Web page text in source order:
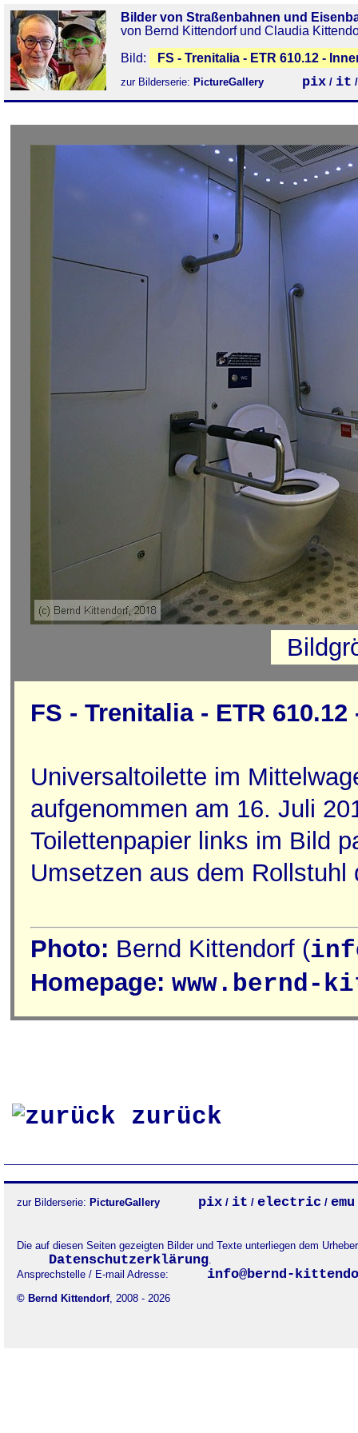
Bilder von Straßenbahnen und
von Bernd Kittendorf und Claudia
Bild:
FS - Trenitalia - ETR 610.12 -
zur Bilderserie: PictureGallery pix / it
FS - Trenitalia - ETR
Universaltoilette im
aufgenommen am 16. Juli
Toilettenpapier links im Bild
Umsetzen aus dem
Photo: Bernd Kittendorf (
Homepage: www.bernd-
zurück
zur Bilderserie: PictureGallery pix / it / electric / emu
Die auf diesen Seiten gezeigten Bilder und Texte unterliegen dem
Datenschutzerklärung.
Ansprechstelle / E-mail Adresse:
info@bernd-
© Bernd Kittendorf, 2008 - 2026